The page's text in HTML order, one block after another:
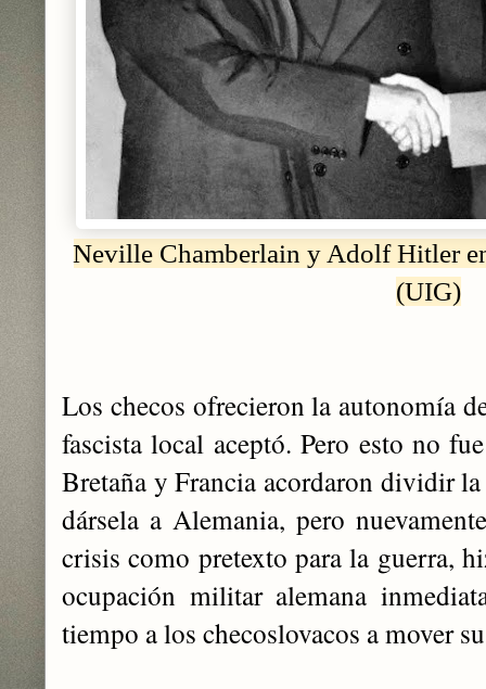
Neville Chamberlain y Adolf Hitler
(UIG)
Los checos ofrecieron la autonomía
fascista local aceptó. Pero esto no
Bretaña y Francia acordaron dividir
dársela a Alemania, pero
crisis como pretexto para la guerra,
ocupación militar alemana
tiempo a los checoslovacos a mover